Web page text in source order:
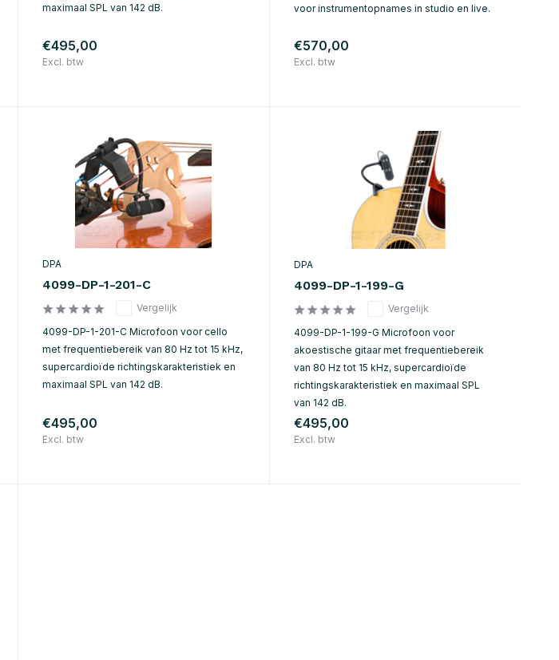
maximaal SPL van 142 dB.
€495,00
Excl. btw
voor instrumentopnames in studio en live.
€570,00
Excl. btw
DPA
4099-DP-1-201-C
Vergelijk
4099-DP-1-201-C Microfoon voor cello
met frequentiebereik van 80 Hz tot 15 kHz,
supercardioïde richtingskarakteristiek en
maximaal SPL van 142 dB.
€495,00
Excl. btw
DPA
4099-DP-1-199-G
Vergelijk
4099-DP-1-199-G Microfoon voor
akoestische gitaar met frequentiebereik
van 80 Hz tot 15 kHz, supercardioïde
richtingskarakteristiek en maximaal SPL
van 142 dB.
€495,00
Excl. btw